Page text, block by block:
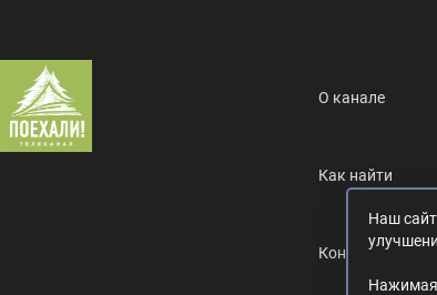
О канале
Как найти
Контакты
Наш
Нажимая